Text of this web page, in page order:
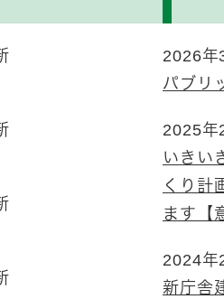
2026年
パブリ
2025年
いきい
くり計
ます【
2024年
新庁舎